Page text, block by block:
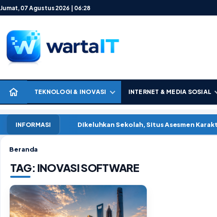
Lewati ke konten
Jumat, 07 Agustus 2026 | 06:28
TEKNOLOGI & INOVASI INTERNET & MEDIA SOSIAL
INFORMASI Dikeluhkan Sekolah, Situs Asesmen
Beranda
TAG: INOVASI SOFTWARE